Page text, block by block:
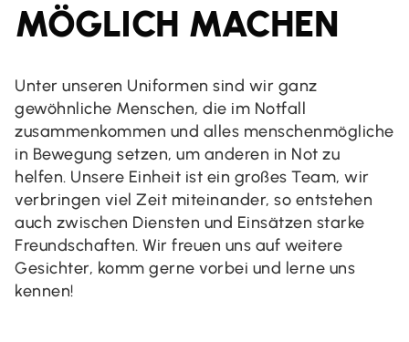
MÖGLICH MACHEN
Unter unseren Uniformen sind wir ganz
gewöhnliche Menschen, die im Notfall
zusammenkommen und alles menschenmögliche
in Bewegung setzen, um anderen in Not zu
helfen. Unsere Einheit ist ein großes Team, wir
verbringen viel Zeit miteinander, so entstehen
auch zwischen Diensten und Einsätzen starke
Freundschaften. Wir freuen uns auf weitere
Gesichter, komm gerne vorbei und lerne uns
kennen!